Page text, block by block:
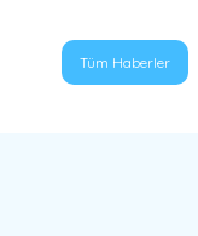
Tüm Haberler